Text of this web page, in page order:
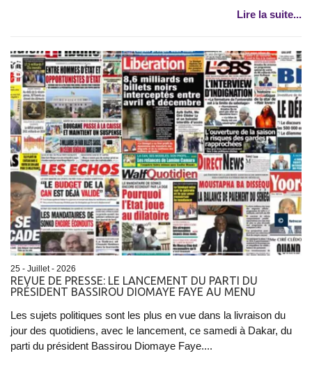
Lire la suite...
25 - Juillet - 2026
REVUE DE PRESSE: LE LANCEMENT DU PARTI DU
PRÉSIDENT BASSIROU DIOMAYE FAYE AU MENU
Les sujets politiques sont les plus en vue dans la livraison du
jour des quotidiens, avec le lancement, ce samedi à Dakar, du
parti du président Bassirou Diomaye Faye....